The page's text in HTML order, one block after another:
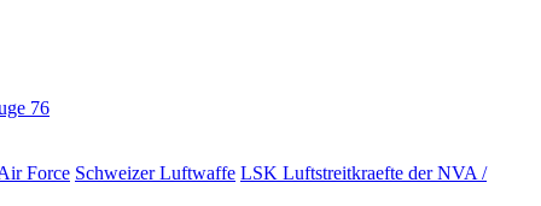
76
Force Schweizer Luftwaffe LSK Luftstreitkraefte der NVA /